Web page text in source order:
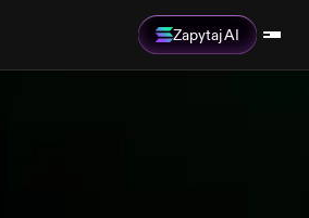
Zapytaj AI